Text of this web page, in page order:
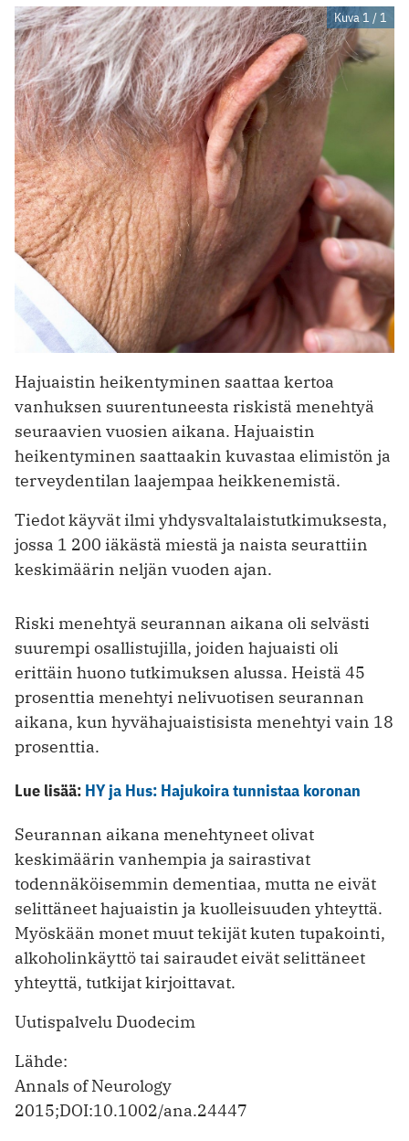
Kuva 1 / 1
Hajuaistin heikentyminen saattaa kertoa
vanhuksen suurentuneesta riskistä menehtyä
seuraavien vuosien aikana. Hajuaistin
heikentyminen saattaakin kuvastaa elimistön ja
terveydentilan laajempaa heikkenemistä.
Tiedot käyvät ilmi yhdysvaltalaistutkimuksesta,
jossa 1 200 iäkästä miestä ja naista seurattiin
keskimäärin neljän vuoden ajan.
Riski menehtyä seurannan aikana oli selvästi
suurempi osallistujilla, joiden hajuaisti oli
erittäin huono tutkimuksen alussa. Heistä 45
prosenttia menehtyi nelivuotisen seurannan
aikana, kun hyvähajuaistisista menehtyi vain 18
prosenttia.
Lue lisää: HY ja Hus: Hajukoira tunnistaa koronan
Seurannan aikana menehtyneet olivat
keskimäärin vanhempia ja sairastivat
todennäköisemmin dementiaa, mutta ne eivät
selittäneet hajuaistin ja kuolleisuuden yhteyttä.
Myöskään monet muut tekijät kuten tupakointi,
alkoholinkäyttö tai sairaudet eivät selittäneet
yhteyttä, tutkijat kirjoittavat.
Uutispalvelu Duodecim
Lähde:
Annals of Neurology
2015;DOI:10.1002/ana.24447